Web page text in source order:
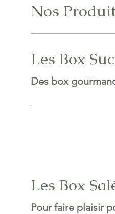
Nos
Les Box
Des box
Les Box
Pour faire plaisir